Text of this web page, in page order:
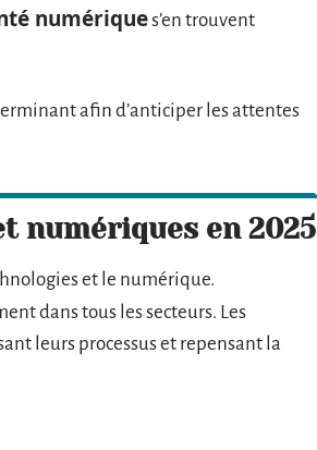
numériques’en trouvent
afin d’anticiper les attentes
numériques en 2025
et le numérique.
dans tous les secteurs. Les
leurs processus et repensant la